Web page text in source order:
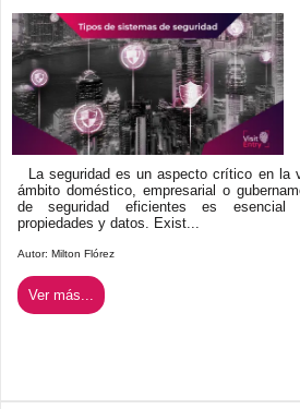
La seguridad es un aspecto crítico en la
ámbito doméstico, empresarial o
de seguridad eficientes es esencial
propiedades y datos. Exist...
Autor: Milton Flórez
Ver más...